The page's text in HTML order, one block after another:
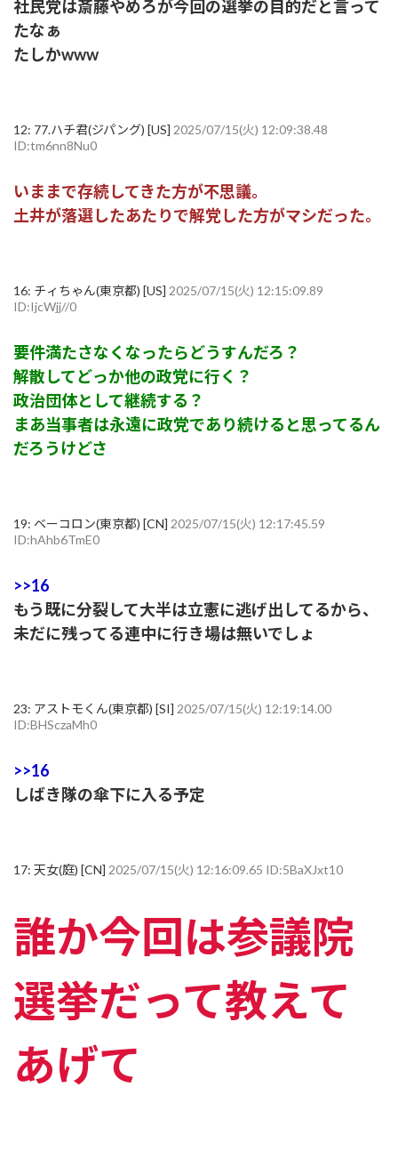
社民党は斎藤やめろが今回の選挙の目的だと言って
たなぁ
たしかwww
12: 77.ハチ君(ジパング) [US] 2025/07/15(火) 12:09:38.48
ID:tm6nn8Nu0
いままで存続してきた方が不思議。
土井が落選したあたりで解党した方がマシだった。
16: チィちゃん(東京都) [US] 2025/07/15(火) 12:15:09.89
ID:IjcWjj//0
要件満たさなくなったらどうすんだろ？
解散してどっか他の政党に行く？
政治団体として継続する？
まあ当事者は永遠に政党であり続けると思ってるん
だろうけどさ
19: ベーコロン(東京都) [CN] 2025/07/15(火) 12:17:45.59
ID:hAhb6TmE0
>>16
もう既に分裂して大半は立憲に逃げ出してるから、
未だに残ってる連中に行き場は無いでしょ
23: アストモくん(東京都) [SI] 2025/07/15(火) 12:19:14.00
ID:BHSczaMh0
>>16
しばき隊の傘下に入る予定
17: 天女(庭) [CN] 2025/07/15(火) 12:16:09.65 ID:5BaXJxt10
誰か今回は参議院
選挙だって教えて
あげて